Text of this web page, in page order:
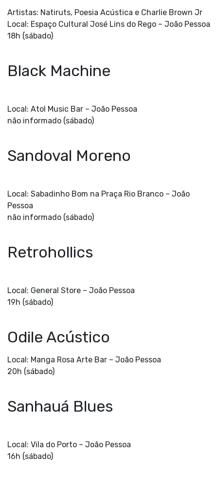
Artistas: Natiruts, Poesia Acústica e Charlie Brown Jr
Local: Espaço Cultural José Lins do Rego – João Pessoa
18h (sábado)
Black Machine
Local: Atol Music Bar – João Pessoa
não informado (sábado)
Sandoval Moreno
Local: Sabadinho Bom na Praça Rio Branco – João
Pessoa
não informado (sábado)
Retrohollics
Local: General Store – João Pessoa
19h (sábado)
Odile Acústico
Local: Manga Rosa Arte Bar – João Pessoa
20h (sábado)
Sanhauá Blues
Local: Vila do Porto – João Pessoa
16h (sábado)